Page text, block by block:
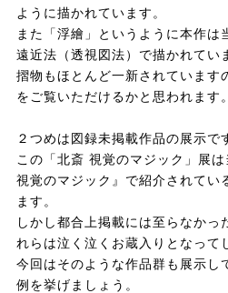
ように描かれています。
また「浮繪」というように本作は
遠近法（透視図法）で描かれてい
摺物もほとんど一新されています
をご覧いただけるかと思われます。
２つめは図録未掲載作品の展示で
この「北斎 視覚のマジック」展
視覚のマジック』で紹介されてい
ます。
しかし都合上掲載には至らなかっ
れらは泣く泣くお蔵入りとなって
今回はそのような作品群も展示し
例を挙げましょう。